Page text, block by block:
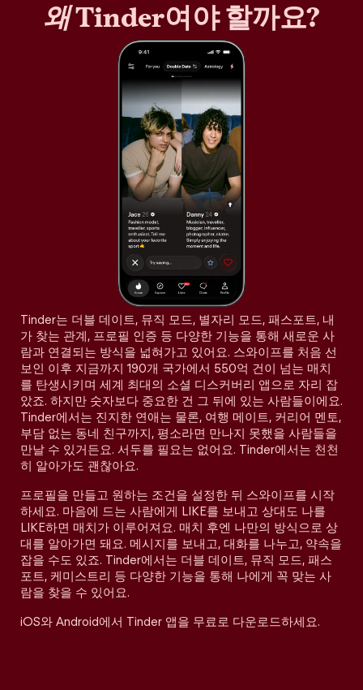
왜Tinder여야 할까요?
Tinder는 더블 데이트, 뮤직 모드, 별자리 모드, 패스포트, 내
가 찾는 관계, 프로필 인증 등 다양한 기능을 통해 새로운 사
람과 연결되는 방식을 넓혀가고 있어요. 스와이프를 처음 선
보인 이후 지금까지 190개 국가에서 550억 건이 넘는 매치
를 탄생시키며 세계 최대의 소셜 디스커버리 앱으로 자리 잡
았죠. 하지만 숫자보다 중요한 건 그 뒤에 있는 사람들이에요.
Tinder에서는 진지한 연애는 물론, 여행 메이트, 커리어 멘토,
부담 없는 동네 친구까지, 평소라면 만나지 못했을 사람들을
만날 수 있거든요. 서두를 필요는 없어요. Tinder에서는 천천
히 알아가도 괜찮아요.
프로필을 만들고 원하는 조건을 설정한 뒤 스와이프를 시작
하세요. 마음에 드는 사람에게 LIKE를 보내고 상대도 나를
LIKE하면 매치가 이루어져요. 매치 후엔 나만의 방식으로 상
대를 알아가면 돼요. 메시지를 보내고, 대화를 나누고, 약속을
잡을 수도 있죠. Tinder에서는 더블 데이트, 뮤직 모드, 패스
포트, 케미스트리 등 다양한 기능을 통해 나에게 꼭 맞는 사
람을 찾을 수 있어요.
iOS와 Android에서 Tinder 앱을 무료로 다운로드하세요.